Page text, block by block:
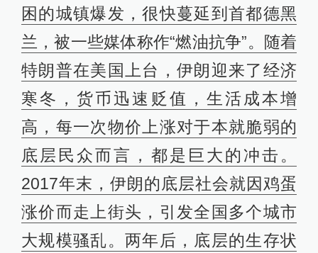
困的城镇爆发，很快蔓延到首都德黑
兰，被一些媒体称作“燃油抗争”。随着
特朗普在美国上台，伊朗迎来了经济
寒冬，货币迅速贬值，生活成本增
高，每一次物价上涨对于本就脆弱的
底层民众而言，都是巨大的冲击。
2017年末，伊朗的底层社会就因鸡蛋
涨价而走上街头，引发全国多个城市
大规模骚乱。两年后，底层的生存状